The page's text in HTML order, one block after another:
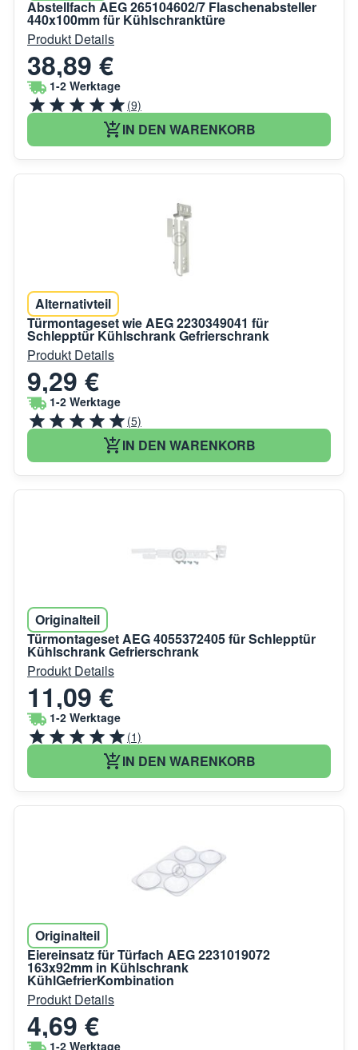
Abstellfach AEG 265104602/7 Flaschenabsteller
440x100mm für Kühlschranktüre
Produkt Details
38,89 €
1-2 Werktage
(9)
IN DEN WARENKORB
Alternativteil
Türmontageset wie AEG 2230349041 für
Schlepptür Kühlschrank Gefrierschrank
Produkt Details
9,29 €
1-2 Werktage
(5)
IN DEN WARENKORB
Originalteil
Türmontageset AEG 4055372405 für Schlepptür
Kühlschrank Gefrierschrank
Produkt Details
11,09 €
1-2 Werktage
(1)
IN DEN WARENKORB
Originalteil
Eiereinsatz für Türfach AEG 2231019072
163x92mm in Kühlschrank
KühlGefrierKombination
Produkt Details
4,69 €
1-2 Werktage